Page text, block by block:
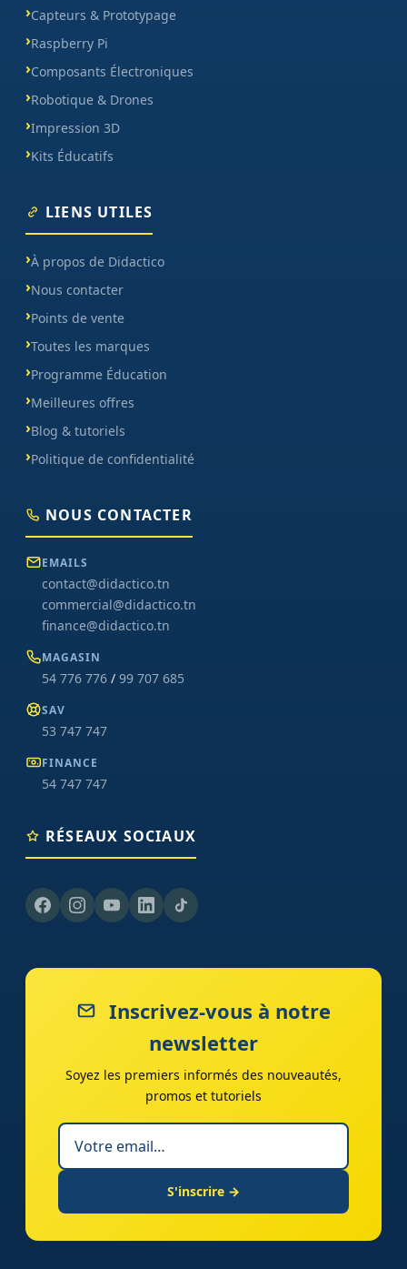
Capteurs & Prototypage
Raspberry Pi
Composants Électroniques
Robotique & Drones
Impression 3D
Kits Éducatifs
LIENS UTILES
À propos de Didactico
Nous contacter
Points de vente
Toutes les marques
Programme Éducation
Meilleures offres
Blog & tutoriels
Politique de confidentialité
NOUS CONTACTER
EMAILS
contact@didactico.tn
commercial@didactico.tn
finance@didactico.tn
MAGASIN
54 776 776 / 99 707 685
SAV
53 747 747
FINANCE
54 747 747
RÉSEAUX SOCIAUX
Inscrivez-vous à notre
newsletter
Soyez les premiers informés des nouveautés,
promos et tutoriels
S'inscrire →